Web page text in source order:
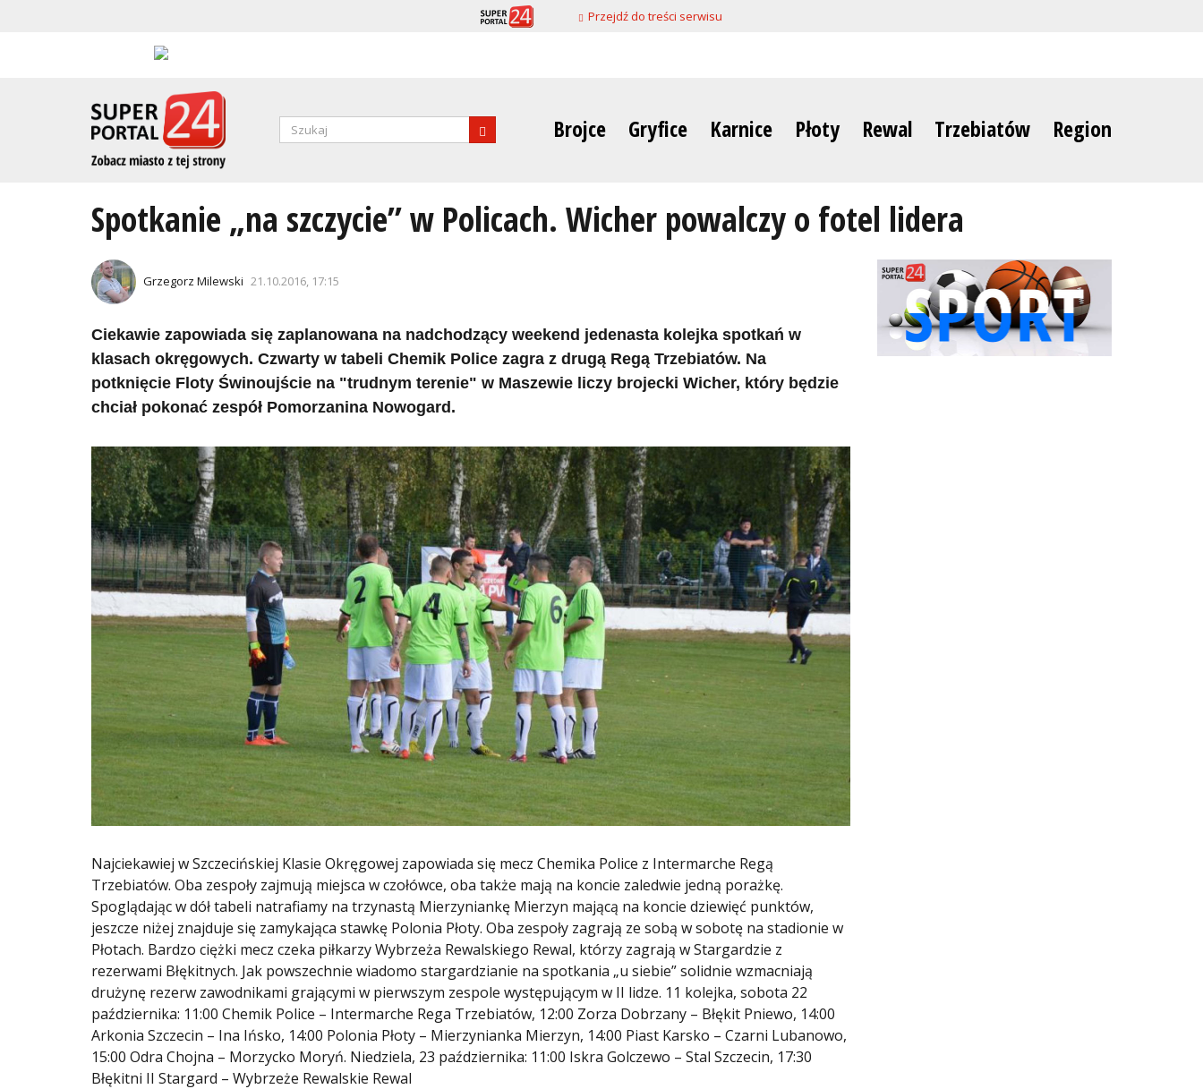
Przejdź do treści serwisu
Brojce Gryfice Karnice Płoty Rewal Trzebiatów Region
Formularz
Spotkanie „na szczycie” w Policach. Wicher powalczy o fotel lidera
Grzegorz Milewski 21.10.2016, 17:15
Ciekawie zapowiada się zaplanowana na nadchodzący weekend jedenasta kolejka spotkań w
klasach okręgowych. Czwarty w tabeli Chemik Police zagra z drugą Regą Trzebiatów. Na
potknięcie Floty Świnoujście na "trudnym terenie" w Maszewie liczy brojecki Wicher, który będzie
chciał pokonać zespół Pomorzanina Nowogard.
Najciekawiej w Szczecińskiej Klasie Okręgowej zapowiada się mecz Chemika Police z Intermarche Regą
Trzebiatów. Oba zespoły zajmują miejsca w czołówce, oba także mają na koncie zaledwie jedną porażkę.
Spoglądając w dół tabeli natrafiamy na trzynastą Mierzyniankę Mierzyn mającą na koncie dziewięć punktów,
jeszcze niżej znajduje się zamykająca stawkę Polonia Płoty. Oba zespoły zagrają ze sobą w sobotę na stadionie w
Płotach. Bardzo ciężki mecz czeka piłkarzy Wybrzeża Rewalskiego Rewal, którzy zagrają w Stargardzie z
rezerwami Błękitnych. Jak powszechnie wiadomo stargardzianie na spotkania „u siebie” solidnie wzmacniają
drużynę rezerw zawodnikami grającymi w pierwszym zespole występującym w II lidze. 11 kolejka, sobota 22
października: 11:00 Chemik Police – Intermarche Rega Trzebiatów, 12:00 Zorza Dobrzany – Błękit Pniewo, 14:00
Arkonia Szczecin – Ina Ińsko, 14:00 Polonia Płoty – Mierzynianka Mierzyn, 14:00 Piast Karsko – Czarni Lubanowo,
15:00 Odra Chojna – Morzycko Moryń. Niedziela, 23 października: 11:00 Iskra Golczewo – Stal Szczecin, 17:30
Błękitni II Stargard – Wybrzeże Rewalskie Rewal